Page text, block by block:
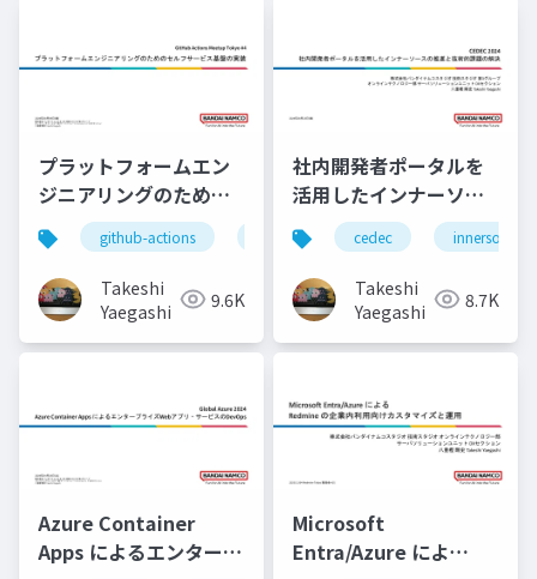
プラットフォームエン
ジニアリングのための
セルフサービス基盤の
実装
github-actions azure events azure-
Takeshi
Yaegashi
9.6K
社内開発者ポータルを
活用したインナーソー
スの推進と技術的課題
の解決
cedec innersource
Takeshi
Yaegashi
8.7K
Azure Container
Apps によるエンタープ
Microsoft
Entra/Azure によ